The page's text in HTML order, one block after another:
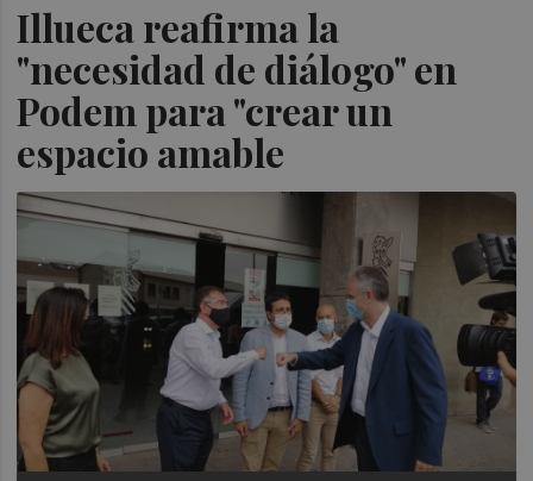
Illueca reafirma la
"necesidad de diálogo" en
Podem para "crear un
espacio amable